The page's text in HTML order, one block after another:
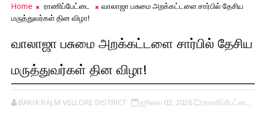
Home ராணிப்பேட்டை
வாலாஜா பசுமை அறக்கட்டளை சார்பில் தேசிய
மருத்துவர்கள் தின விழா!
வாலாஜா பசுமை அறக்கட்டளை சார்பில் தேசிய
மருத்துவர்கள் தின விழா!
BAKIA RAJ.M VELLORE DISTRICT ஜூலை 02, 2026 ராணிப்பேட்டை,